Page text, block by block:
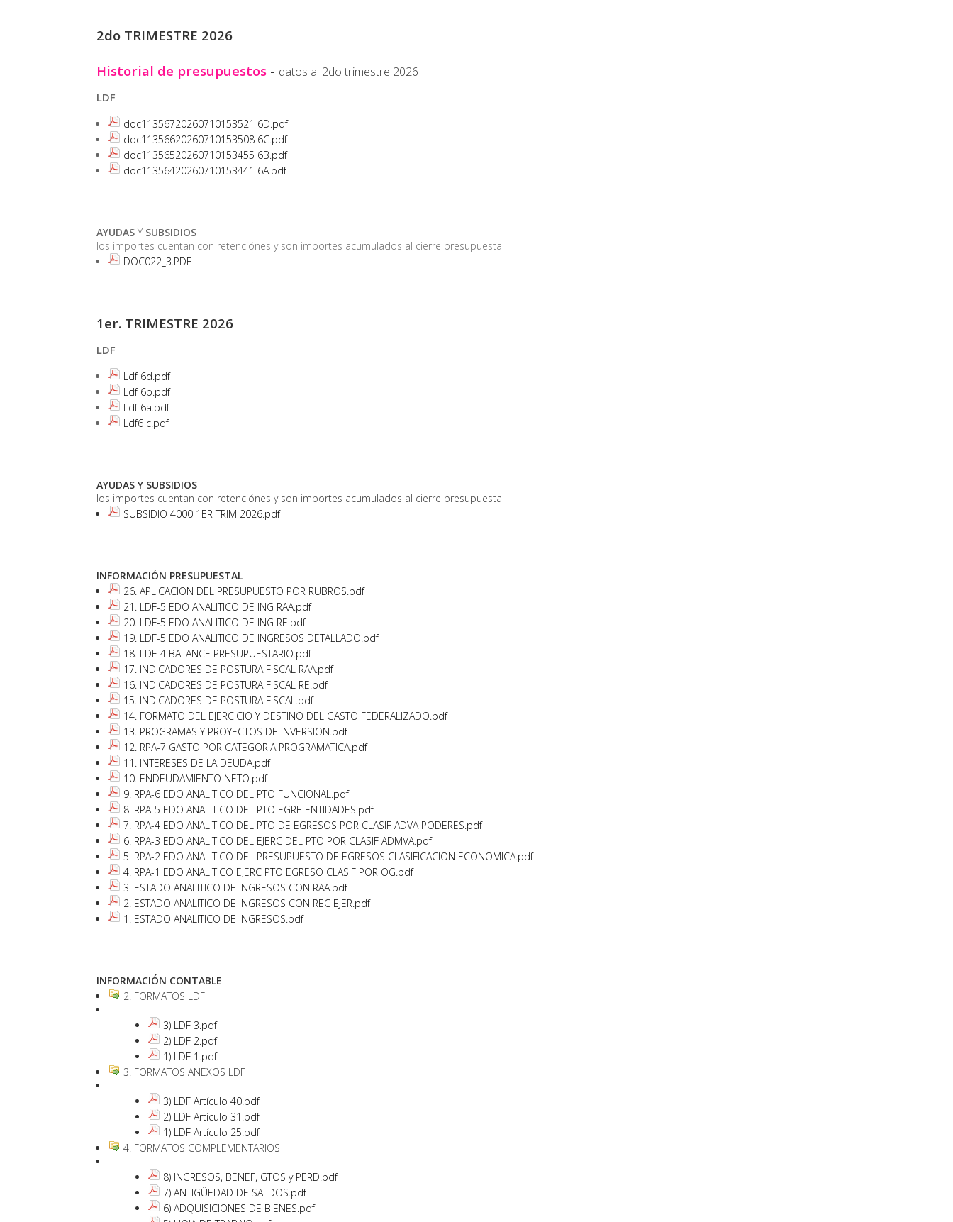
2do TRIMESTRE 2026
Historial de presupuestos - datos al 2do trimestre 2026
LDF
doc11356720260710153521 6D.pdf
doc11356620260710153508 6C.pdf
doc11356520260710153455 6B.pdf
doc11356420260710153441 6A.pdf
AYUDAS Y SUBSIDIOS
los importes cuentan con retenciónes y son importes acumulados al cierre presupuestal
DOC022_3.PDF
1er. TRIMESTRE 2026
LDF
Ldf 6d.pdf
Ldf 6b.pdf
Ldf 6a.pdf
Ldf6 c.pdf
AYUDAS Y SUBSIDIOS
los importes cuentan con retenciónes y son importes acumulados al cierre presupuestal
SUBSIDIO 4000 1ER TRIM 2026.pdf
INFORMACIÓN PRESUPUESTAL
26. APLICACION DEL PRESUPUESTO POR RUBROS.pdf
21. LDF-5 EDO ANALITICO DE ING RAA.pdf
20. LDF-5 EDO ANALITICO DE ING RE.pdf
19. LDF-5 EDO ANALITICO DE INGRESOS DETALLADO.pdf
18. LDF-4 BALANCE PRESUPUESTARIO.pdf
17. INDICADORES DE POSTURA FISCAL RAA.pdf
16. INDICADORES DE POSTURA FISCAL RE.pdf
15. INDICADORES DE POSTURA FISCAL.pdf
14. FORMATO DEL EJERCICIO Y DESTINO DEL GASTO FEDERALIZADO.pdf
13. PROGRAMAS Y PROYECTOS DE INVERSION.pdf
12. RPA-7 GASTO POR CATEGORIA PROGRAMATICA.pdf
11. INTERESES DE LA DEUDA.pdf
10. ENDEUDAMIENTO NETO.pdf
9. RPA-6 EDO ANALITICO DEL PTO FUNCIONAL.pdf
8. RPA-5 EDO ANALITICO DEL PTO EGRE ENTIDADES.pdf
7. RPA-4 EDO ANALITICO DEL PTO DE EGRESOS POR CLASIF ADVA PODERES.pdf
6. RPA-3 EDO ANALITICO DEL EJERC DEL PTO POR CLASIF ADMVA.pdf
5. RPA-2 EDO ANALITICO DEL PRESUPUESTO DE EGRESOS CLASIFICACION ECONOMICA.pdf
4. RPA-1 EDO ANALITICO EJERC PTO EGRESO CLASIF POR OG.pdf
3. ESTADO ANALITICO DE INGRESOS CON RAA.pdf
2. ESTADO ANALITICO DE INGRESOS CON REC EJER.pdf
1. ESTADO ANALITICO DE INGRESOS.pdf
INFORMACIÓN CONTABLE
2. FORMATOS LDF
3) LDF 3.pdf
2) LDF 2.pdf
1) LDF 1.pdf
3. FORMATOS ANEXOS LDF
3) LDF Artículo 40.pdf
2) LDF Artículo 31.pdf
1) LDF Artículo 25.pdf
4. FORMATOS COMPLEMENTARIOS
8) INGRESOS, BENEF, GTOS y PERD.pdf
7) ANTIGÜEDAD DE SALDOS.pdf
6) ADQUISICIONES DE BIENES.pdf